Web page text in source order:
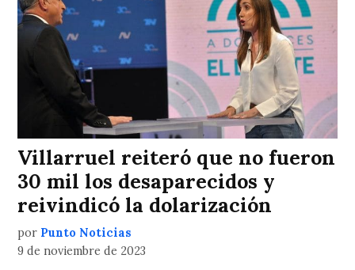
Villarruel reiteró que no fueron
30 mil los desaparecidos y
reivindicó la dolarización
por Punto Noticias
9 de noviembre de 2023